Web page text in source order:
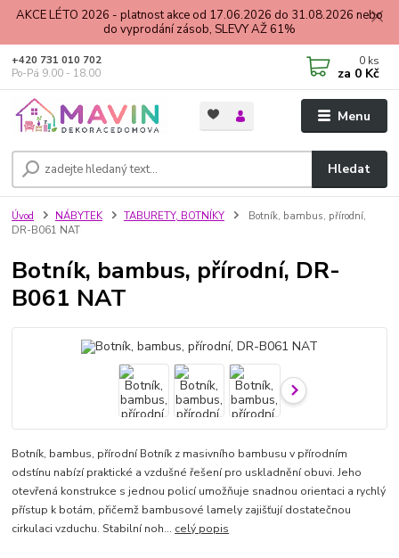
AKCE LÉTO 2026 - platnost akce od 17.06.2026 do 31.08.2026 nebo
do vyprodání zásob, SLEVY AŽ 61%
Menu
Hledat
+420 731 010 702
Po-Pá 9.00 - 18.00
0 ks
za 0 Kč
Úvod NÁBYTEK TABURETY, BOTNÍKY
Botník, bambus, přírodní,
DR-B061 NAT
Botník, bambus, přírodní, DR-
B061 NAT
Botník, bambus, přírodní Botník z masivního bambusu v přírodním
odstínu nabízí praktické a vzdušné řešení pro uskladnění obuvi. Jeho
otevřená konstrukce s jednou policí umožňuje snadnou orientaci a rychlý
přístup k botám, přičemž bambusové lamely zajišťují dostatečnou
cirkulaci vzduchu. Stabilní noh... celý popis